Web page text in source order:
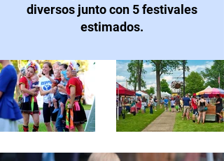
diversos junto con 5 festivales
estimados.